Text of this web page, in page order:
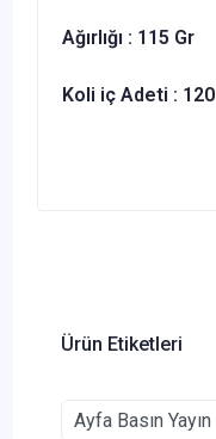
Ağırlığı : 115 Gr
Koli iç Adeti : 120
Ürün Etiketleri
Ayfa Basın Yayın